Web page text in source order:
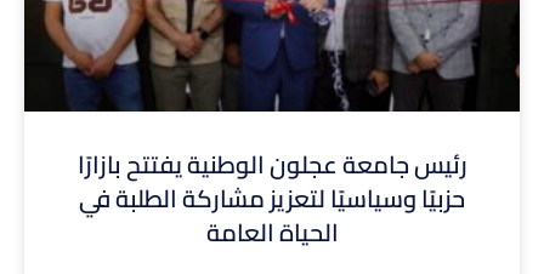
رئيس جامعة عجلون الوطنية يفتتح بازارًا
حزبيًا وسياسيًا لتعزيز مشاركة الطلبة في
الحياة العامة